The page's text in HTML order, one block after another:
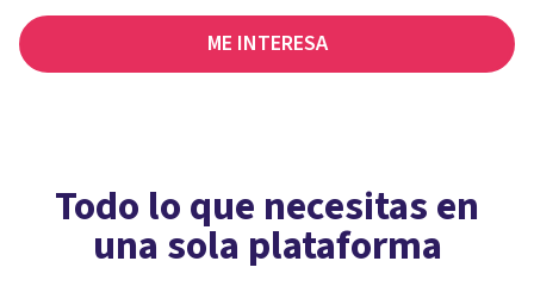
ME INTERESA
Todo lo que necesitas en
una sola plataforma